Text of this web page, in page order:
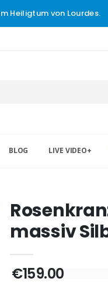
Heiligtum von Lourdes.
BLOG LIVE VIDEO+
massiv
€159.00